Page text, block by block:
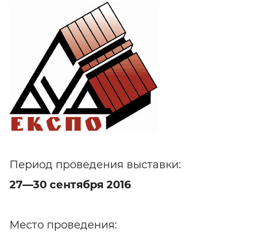
Период проведения выставки:
27—30 сентября 2016
Место проведения: